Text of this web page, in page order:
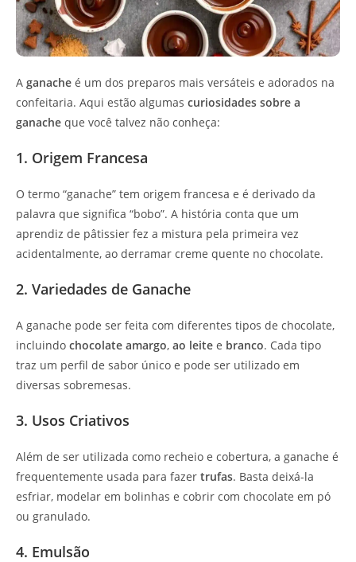
A ganache é um dos preparos mais versáteis e adorados na
confeitaria. Aqui estão algumas curiosidades sobre a
ganache que você talvez não conheça:
1. Origem Francesa
O termo “ganache” tem origem francesa e é derivado da
palavra que significa “bobo”. A história conta que um
aprendiz de pâtissier fez a mistura pela primeira vez
acidentalmente, ao derramar creme quente no chocolate.
2. Variedades de Ganache
A ganache pode ser feita com diferentes tipos de chocolate,
incluindo chocolate amargo, ao leite e branco. Cada tipo
traz um perfil de sabor único e pode ser utilizado em
diversas sobremesas.
3. Usos Criativos
Além de ser utilizada como recheio e cobertura, a ganache é
frequentemente usada para fazer trufas. Basta deixá-la
esfriar, modelar em bolinhas e cobrir com chocolate em pó
ou granulado.
4. Emulsão